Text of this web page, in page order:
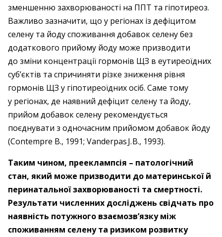
зменшенню захворюваності на ППТ та гіпотиреоз.
Важливо зазначити, що у регіонах із дефіцитом
селену та йоду споживання добавок селену без
додаткового прийому йоду може призводити
до зміни концентрації гормонів ЩЗ в еутиреоїдних
суб’єктів та спричиняти різке зниження рівня
гормонів ЩЗ у гіпотиреоїдних осіб. Саме тому
у регіо­нах, де наявний дефіцит селену та йоду,
прийом добавок селену рекомендується
поєднувати з одночасним прийомом добавок йоду
(Contempre B., 1991; Vanderpas J. B., 1993).
Таким чином, прееклампсія – ​патологічний
стан, який може призводити до материнської й
перинатальної захворюваності та смертності.
Результати численних досліджень свідчать про
наявність потужного взаємозв’язку між
споживанням селену та ризиком розвитку